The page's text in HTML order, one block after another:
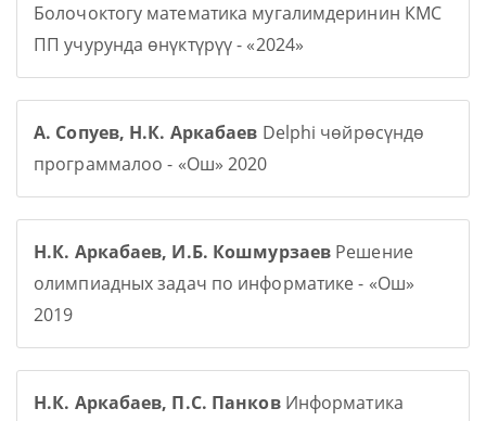
Болочоктогу математика мугалимдеринин КМС
ПП учурунда өнүктүрүү - «2024»
А. Сопуев, Н.К. Аркабаев Delphi чөйрөсүндө
программалоо - «Ош» 2020
Н.К. Аркабаев, И.Б. Кошмурзаев Решение
олимпиадных задач по информатике - «Ош»
2019
Н.К. Аркабаев, П.С. ПанковИнформатика